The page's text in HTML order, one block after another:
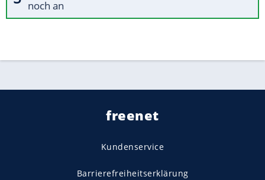
noch an
freenet
Kundenservice
Barrierefreiheitserklärung